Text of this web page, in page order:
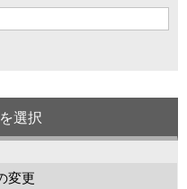
選択
変更